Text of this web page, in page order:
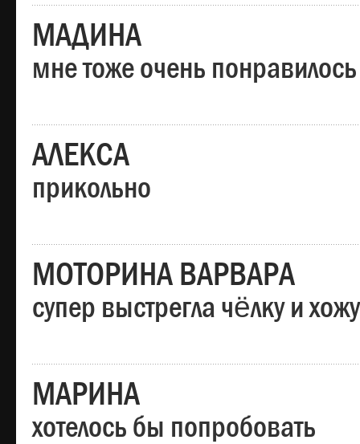
МАДИНА
мне тоже очень
АЛЕКСА
прикольно
МОТОРИНА ВАРВАРА
супер выстрегла чёлку и
МАРИНА
хотелось бы попробовать